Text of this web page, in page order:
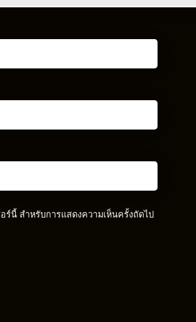
นี้ สำหรับการแสดงความเห็นครั้งถัดไป